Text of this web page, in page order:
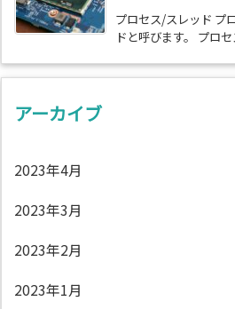
プロセス/スレッド プ
ドと呼びます。 プロ
アーカイブ
2023年4月
2023年3月
2023年2月
2023年1月